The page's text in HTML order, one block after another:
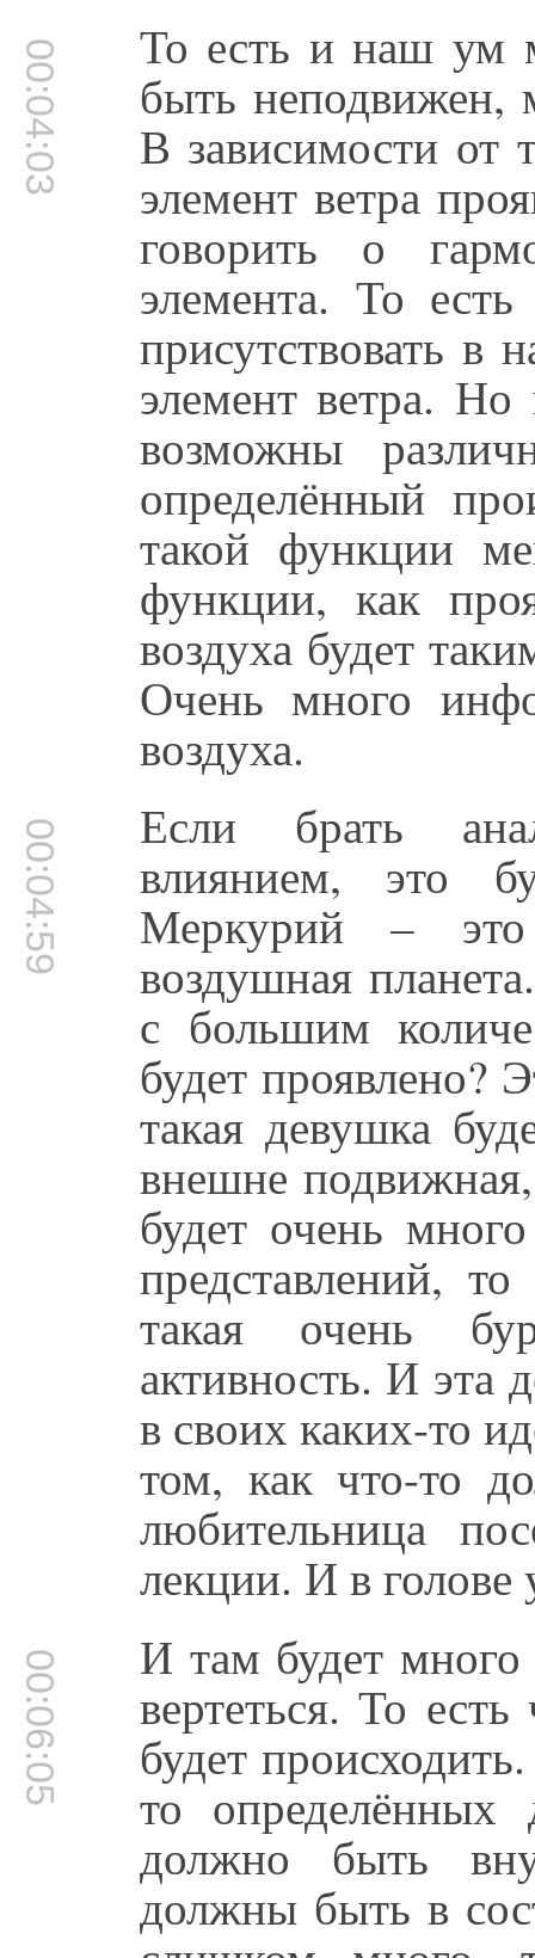
00:04:03 То есть и наш ум
быть неподвижен,
В зависимости от
элемент ветра
говорить о
элемента. То
присутствовать в
элемент ветра.
возможны
определённый
такой функции
функции, как
воздуха будет
Очень много
воздуха.
00:04:59 Если брать
влиянием, это
Меркурий – это
воздушная
с большим
будет проявлено?
такая девушка
внешне
будет очень
представлений,
такая очень
активность. И эта
в своих каких-то
том, как что-то
любительница
лекции. И в голове
00:06:05 И там будет много
вертеться. То
будет
то
должно быть
должны быть в